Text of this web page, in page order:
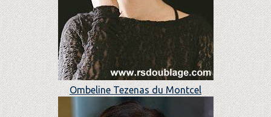
Ombeline Tezenas du Montcel